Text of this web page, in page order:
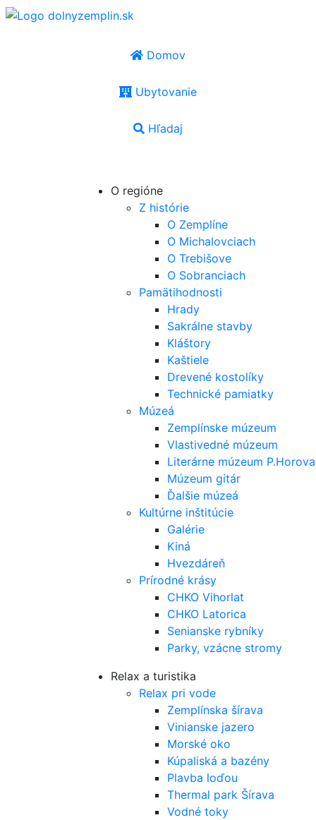
Domov
Ubytovanie
Hľadaj
O regióne
Z histórie
O Zemplíne
O Michalovciach
O Trebišove
O Sobranciach
Pamätihodnosti
Hrady
Sakrálne stavby
Kláštory
Kaštiele
Drevené kostolíky
Technické pamiatky
Múzeá
Zemplínske múzeum
Vlastivedné múzeum
Literárne múzeum P.Horova
Múzeum gitár
Ďalšie múzeá
Kultúrne inštitúcie
Galérie
Kiná
Hvezdáreň
Prírodné krásy
CHKO Vihorlat
CHKO Latorica
Senianske rybníky
Parky, vzácne stromy
Relax a turistika
Relax pri vode
Zemplínska šírava
Vinianske jazero
Morské oko
Kúpaliská a bazény
Plavba loďou
Thermal park Šírava
Vodné toky